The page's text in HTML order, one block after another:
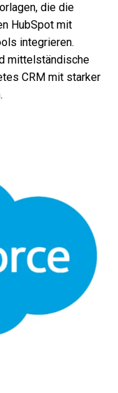
die die
HubSpot mit
integrieren.
mittelständische
CRM mit starker